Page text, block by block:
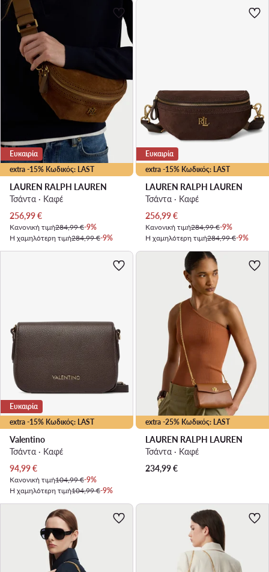
extra -15% Κωδικός: LAST
Ευκαιρία
LAUREN RALPH LAUREN
Τσάντα · Καφέ
Τρέχουσα τιμή
256,99€
Κανονική τιμή284,99 €-9%
Η χαμηλότερη τιμή284,99 €-9%
extra -15% Κωδικός: LAST
Ευκαιρία
LAUREN RALPH LAUREN
Τσάντα · Καφέ
Τρέχουσα τιμή
256,99€
Κανονική τιμή284,99 €-9%
Η χαμηλότερη τιμή284,99 €-9%
extra -15% Κωδικός: LAST
Ευκαιρία
Valentino
Τσάντα · Καφέ
Τρέχουσα τιμή
94,99€
Κανονική τιμή104,99 €-9%
Η χαμηλότερη τιμή104,99 €-9%
extra -25% Κωδικός: LAST
LAUREN RALPH LAUREN
Τσάντα · Καφέ
234,99€